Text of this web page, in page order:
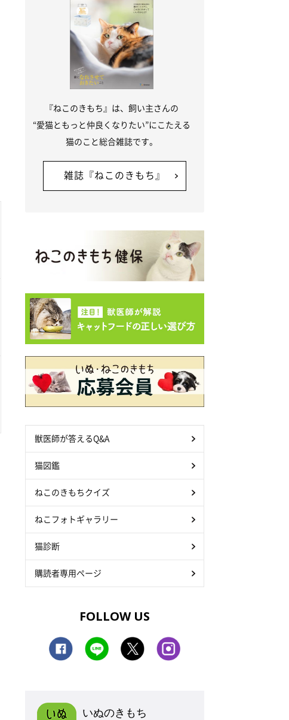
『ねこのきもち』は、飼い主さんの
“愛猫ともっと仲良くなりたい”にこたえる
猫のこと総合雑誌です。
雑誌『ねこのきもち』
獣医師が答えるQ&A
猫図鑑
ねこのきもちクイズ
ねこフォトギャラリー
猫診断
購読者専用ページ
FOLLOW US
いぬのきもち